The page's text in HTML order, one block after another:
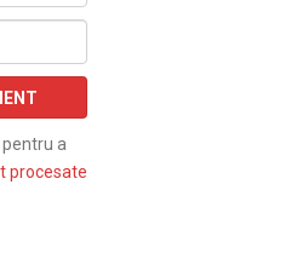
a
procesate